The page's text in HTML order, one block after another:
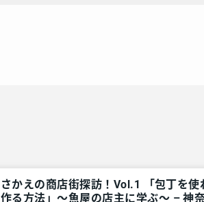
さかえの商店街探訪！Vol.1 「包丁を
作る方法」～魚屋の店主に学ぶ～ – 神